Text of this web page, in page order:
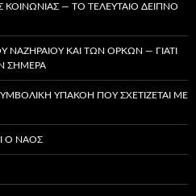
— ΤΟ ΤΕΛΕΥΤΑΊΟ ΔΕΊΠΝΟ
ΝΑΖΗΡΑΊΟΥ ΚΑΙ ΤΩΝ ΌΡΚΩΝ — ΓΙΑΤΊ
ΣΉΜΕΡΑ
ΥΠΑΚΟΉ ΠΟΥ ΣΧΕΤΊΖΕΤΑΙ ΜΕ
Ο ΝΑΌΣ